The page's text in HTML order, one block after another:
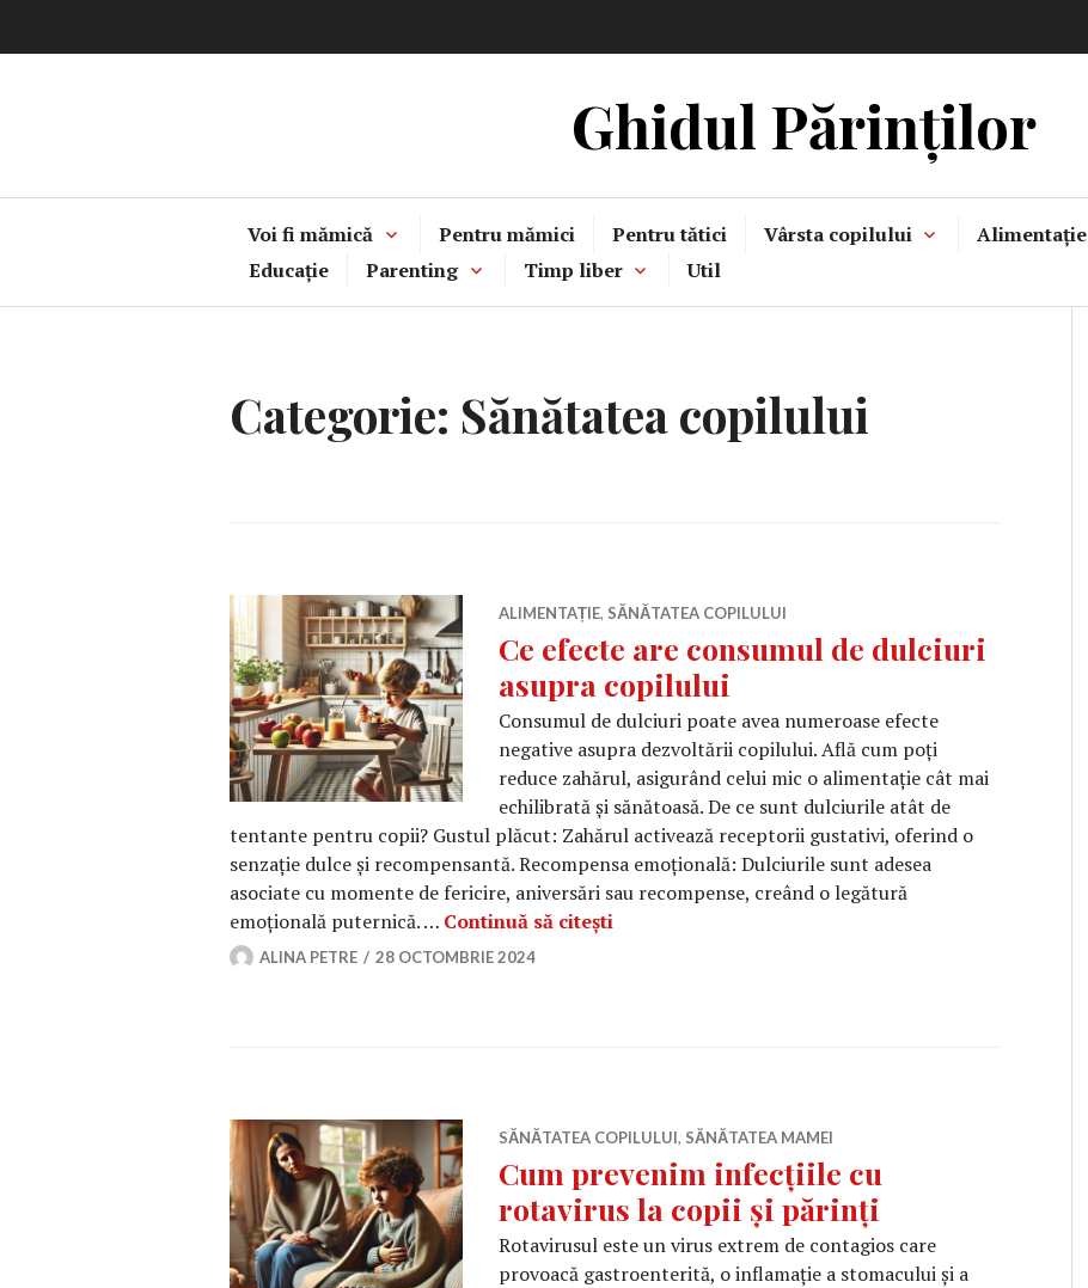
la
Ghidul Părinților
Voi fi mămică Pentru mămici Pentru tătici Vârsta copilului Alimentație
Educație
Parenting Timp liber Util
Categorie: Sănătatea copilului
ALIMENTAȚIE, SĂNĂTATEA COPILULUI
Ce efecte are consumul de dulciuri
asupra copilului
Consumul de dulciuri poate avea numeroase efecte
negative asupra dezvoltării copilului. Află cum poți
reduce zahărul, asigurând celui mic o alimentație cât mai
echilibrată și sănătoasă. De ce sunt dulciurile atât de
tentante pentru copii? Gustul plăcut: Zahărul activează receptorii gustativi, oferind o
senzație dulce și recompensantă. Recompensa emoțională: Dulciurile sunt adesea
asociate cu momente de fericire, aniversări sau recompense, creând o legătură
emoțională puternică. … Continuă să citești
ALINA PETRE 28 OCTOMBRIE 2024
SĂNĂTATEA COPILULUI, SĂNĂTATEA MAMEI
Cum prevenim infecțiile cu
rotavirus la copii și părinți
Rotavirusul este un virus extrem de contagios care
provoacă gastroenterită, o inflamație a stomacului și a